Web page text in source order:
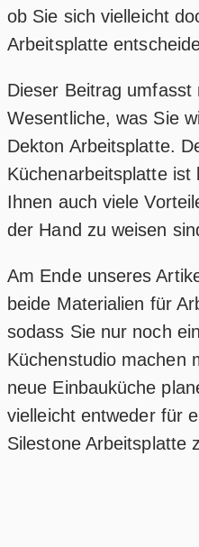
ob Sie sich vielleicht
Arbeitsplatte
Dieser Beitrag umfasst
Wesentliche, was Sie
Dekton Arbeitsplatte.
Küchenarbeitsplatte
Ihnen auch viele
der Hand zu weisen
Am Ende unseres
beide Materialien für
sodass Sie nur noch
Küchenstudio machen
neue Einbauküche
vielleicht entweder für
Silestone Arbeitsplatte